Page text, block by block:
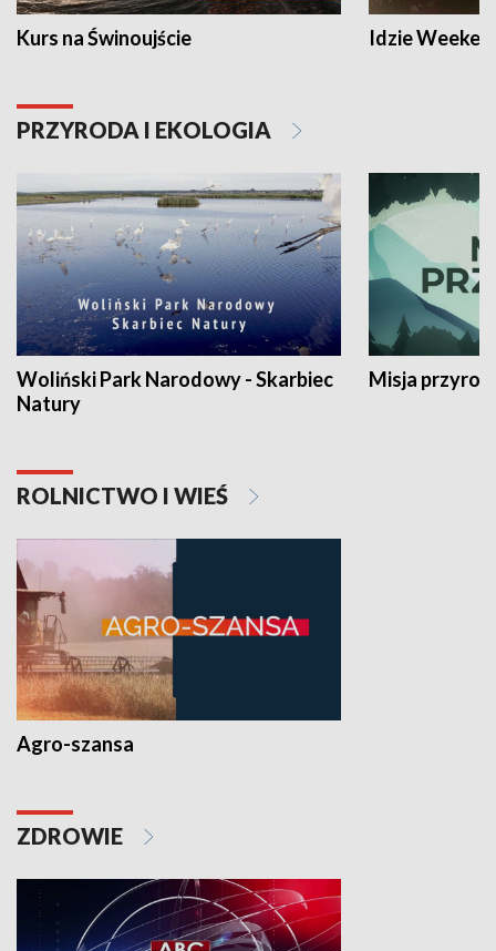
Kurs na Świnoujście Idzie
PRZYRODA I EKOLOGIA
Woliński Park Narodowy - Skarbiec
Natury
Misja
ROLNICTWO I WIEŚ
Agro-szansa
ZDROWIE